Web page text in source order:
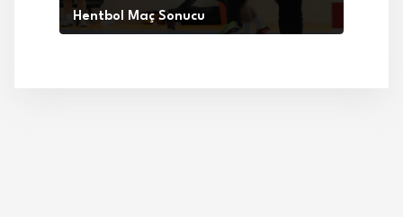
Hentbol Maç Sonucu